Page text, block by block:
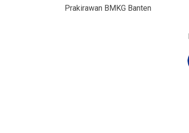
Prakirawan BMKG Banten